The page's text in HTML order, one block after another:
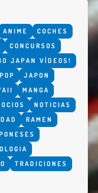
ANIME
COCHES
CONCURSOS
JAPAN VÍDEOS!
JAPON
MANGA
NOTICIAS
RAMEN
TRADICIONES